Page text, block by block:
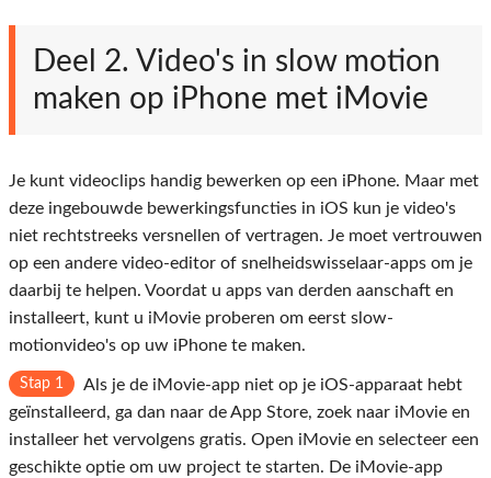
Deel 2. Video's in slow motion
maken op iPhone met iMovie
Je kunt videoclips handig bewerken op een iPhone. Maar met
deze ingebouwde bewerkingsfuncties in iOS kun je video's
niet rechtstreeks versnellen of vertragen. Je moet vertrouwen
op een andere video-editor of snelheidswisselaar-apps om je
daarbij te helpen. Voordat u apps van derden aanschaft en
installeert, kunt u iMovie proberen om eerst slow-
motionvideo's op uw iPhone te maken.
Stap 1
Als je de iMovie-app niet op je iOS-apparaat hebt
geïnstalleerd, ga dan naar de App Store, zoek naar iMovie en
installeer het vervolgens gratis. Open iMovie en selecteer een
geschikte optie om uw project te starten. De iMovie-app